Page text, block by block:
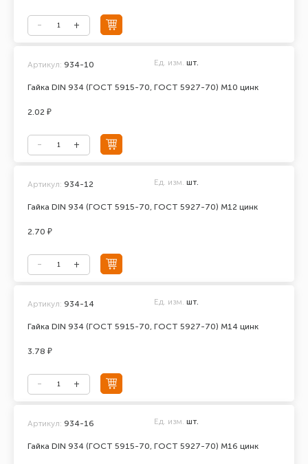
Гайка DIN 934 (ГОСТ 5915-70, ГОСТ 5927-70) М10 цинк
Артикул: 934-10 Ед. изм. шт.
2.02 ₽
Гайка DIN 934 (ГОСТ 5915-70, ГОСТ 5927-70) М12 цинк
Артикул: 934-12 Ед. изм. шт.
2.70 ₽
Гайка DIN 934 (ГОСТ 5915-70, ГОСТ 5927-70) М14 цинк
Артикул: 934-14 Ед. изм. шт.
3.78 ₽
Гайка DIN 934 (ГОСТ 5915-70, ГОСТ 5927-70) М16 цинк
Артикул: 934-16 Ед. изм. шт.